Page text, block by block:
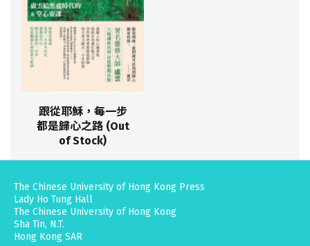
跟從耶穌，每一步
都是歸心之路 (Out
of Stock)
The Chinese University of Hong Kong Press
Lady Ho Tung Hall
The Chinese University of Hong Kong
Sha Tin, N.T.
Hong Kong SAR